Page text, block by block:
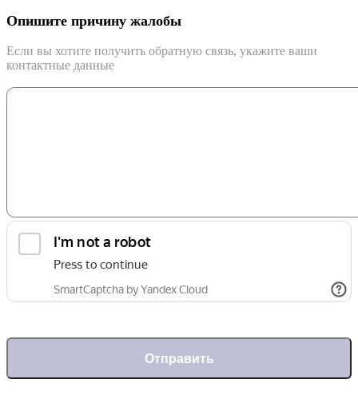
Опишите причину жалобы
Если вы хотите получить обратную связь, укажите ваши
контактные данные
Отправить